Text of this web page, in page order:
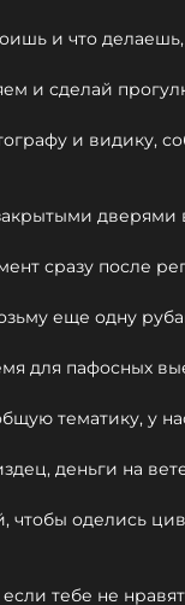
и что
и сделай
и видику,
дверями
сразу после
еще одну
для пафосных
тематику, у
деньги на
чтобы оделись
тебе не